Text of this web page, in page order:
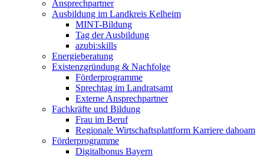
Ansprechpartner
Ausbildung im Landkreis Kelheim
MINT-Bildung
Tag der Ausbildung
azubi:skills
Energieberatung
Existenzgründung & Nachfolge
Förderprogramme
Sprechtag im Landratsamt
Externe Ansprechpartner
Fachkräfte und Bildung
Frau im Beruf
Regionale Wirtschaftsplattform Karriere dahoam
Förderprogramme
Digitalbonus Bayern